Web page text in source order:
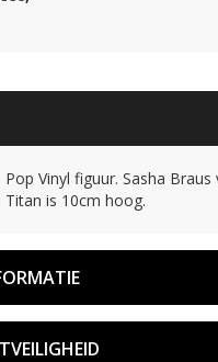
Vinyl figuur. Sasha Braus
is 10cm hoog.